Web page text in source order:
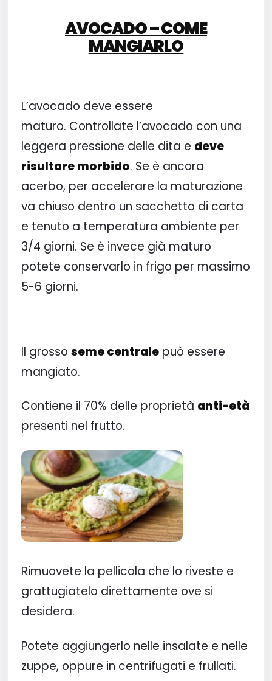
AVOCADO – COME
MANGIARLO
L’avocado deve essere
maturo. Controllate l’avocado con una
leggera pressione delle dita e deve
risultare morbido. Se è ancora
acerbo, per accelerare la maturazione
va chiuso dentro un sacchetto di carta
e tenuto a temperatura ambiente per
3/4 giorni. Se è invece già maturo
potete conservarlo in frigo per massimo
5-6 giorni.
Il grosso seme centralepuò essere
mangiato.
Contiene il 70% delle proprietà anti-età
presenti nel frutto.
Rimuovete la pellicola che lo riveste e
grattugiatelo direttamente ove si
desidera.
Potete aggiungerlo nelle insalate e nelle
zuppe, oppure in centrifugati e frullati.